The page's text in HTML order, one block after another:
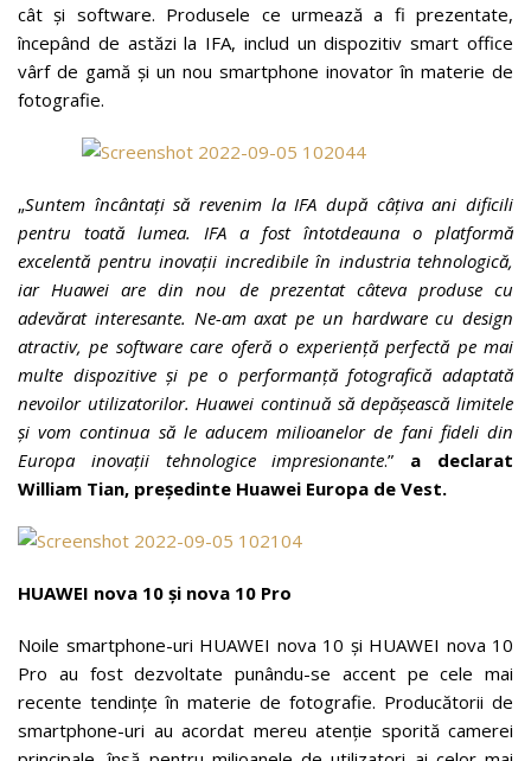
cât și software. Produsele ce urmează a fi prezentate,
începând de astăzi la IFA, includ un dispozitiv smart office
vârf de gamă și un nou smartphone inovator în materie de
fotografie.
„Suntem încântați să revenim la IFA după câțiva ani dificili
pentru toată lumea. IFA a fost întotdeauna o platformă
excelentă pentru inovații incredibile în industria tehnologică,
iar Huawei are din nou de prezentat câteva produse cu
adevărat interesante. Ne-am axat pe un hardware cu design
atractiv, pe software care oferă o experiență perfectă pe mai
multe dispozitive și pe o performanță fotografică adaptată
nevoilor utilizatorilor. Huawei continuă să depășească limitele
și vom continua să le aducem milioanelor de fani fideli din
Europa inovații tehnologice impresionante.” a declarat
William Tian, președinte Huawei Europa de Vest.
HUAWEI nova 10 și nova 10 Pro
Noile smartphone-uri HUAWEI nova 10 și HUAWEI nova 10
Pro au fost dezvoltate punându-se accent pe cele mai
recente tendințe în materie de fotografie. Producătorii de
smartphone-uri au acordat mereu atenție sporită camerei